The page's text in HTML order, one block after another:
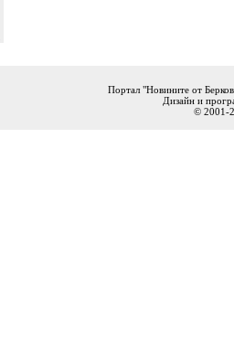
Портал "Новините от
Дизайн и
© 2001-